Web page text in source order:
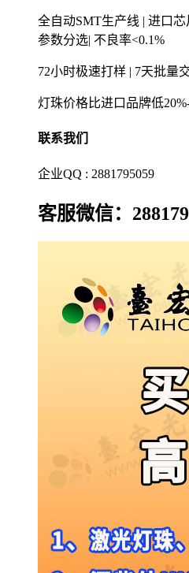
全自动SMT生产线 | 进口
参数分选| 不良率<0.1%
72小时极速打样 | 7天批量
灯珠价格比进口品牌低
联系我们
企业QQ : 2881795059
客服微信：